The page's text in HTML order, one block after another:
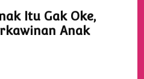
Itu Gak Oke,
Anak